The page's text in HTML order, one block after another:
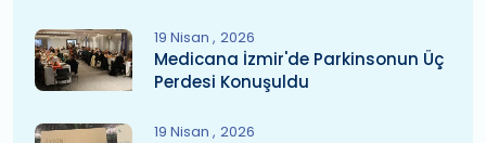
19 Nisan 2026
Medicana İzmir'de Parkinsonun Üç
Perdesi Konuşuldu
19 Nisan 2026